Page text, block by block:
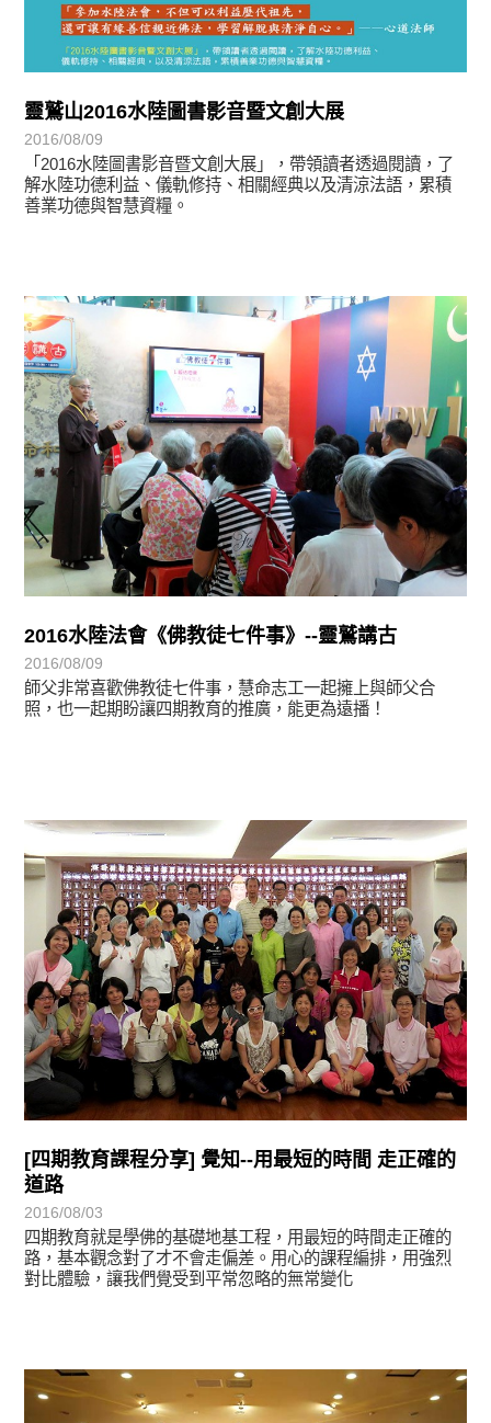
靈鷲山2016水陸圖書影音暨文創大展
2016/08/09
「2016水陸圖書影音暨文創大展」，帶領讀者透過閱讀，了
解水陸功德利益、儀軌修持、相關經典以及清涼法語，累積
善業功德與智慧資糧。
2016水陸法會《佛教徒七件事》--靈鷲講古
2016/08/09
師父非常喜歡佛教徒七件事，慧命志工一起擁上與師父合
照，也一起期盼讓四期教育的推廣，能更為遠播！
學習分享
[四期教育課程分享] 覺知--用最短的時間 走正確的
道路
2016/08/03
四期教育就是學佛的基礎地基工程，用最短的時間走正確的
路，基本觀念對了才不會走偏差。用心的課程編排，用強烈
對比體驗，讓我們覺受到平常忽略的無常變化
學習分享
學習分享